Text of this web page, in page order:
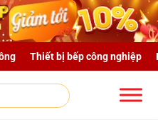
Thiết bị bếp công nghiệp